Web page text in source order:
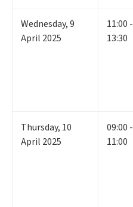
Wednesday,9
April 2025
11:00 -
13:30
Thursday, 10
April 2025
09:00 -
11:00